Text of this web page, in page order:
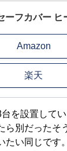
ーフカバー ヒ
Amazon
楽天
を設置して
ら別だったそ
い同じです。